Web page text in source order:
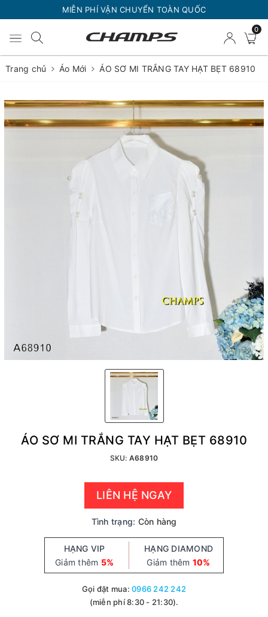
MIỄN PHÍ VẬN CHUYỂN TOÀN QUỐC
0
Trang chủ Áo Mới ÁO SƠ MI TRẮNG TAY HẠT BẸT 68910
ÁO SƠ MI TRẮNG TAY HẠT BẸT 68910
SKU: A68910
LIÊN HỆ NGAY
Tình trạng: Còn hàng
HẠNG VIP
Giảm thêm 5%
HẠNG DIAMOND
Giảm thêm 10%
Gọi đặt mua:0966 242 242
(miễn phí 8:30 - 21:30).